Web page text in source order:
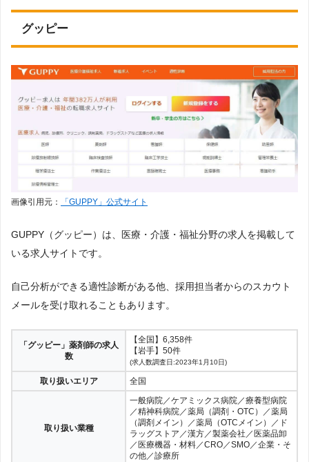
グッピー
画像引用元： 「GUPPY」公式サイト
GUPPY（グッピー）は、医療・介護・福祉分野の求人を掲載して
いる求人サイトです。
自己分析ができる適性診断がある他、採用担当者からのスカウト
メールを受け取れることもあります。
「グッピー」薬剤師の求人
数
【全国】6,358件
【岩手】50件
(求人数調査日:2023年1月10日)
取り扱いエリア 全国
取り扱い業種
一般病院／ケアミックス病院／療養型病院
／精神科病院／薬局（調剤・OTC）／薬局
（調剤メイン）／薬局（OTCメイン）／ド
ラッグストア／漢方／製薬会社／医薬品卸
／医療機器・材料／CRO／SMO／企業・そ
の他／診療所